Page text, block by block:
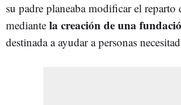
su padre planeaba modificar el
mediante la creación de una
destinada a ayudar a personas